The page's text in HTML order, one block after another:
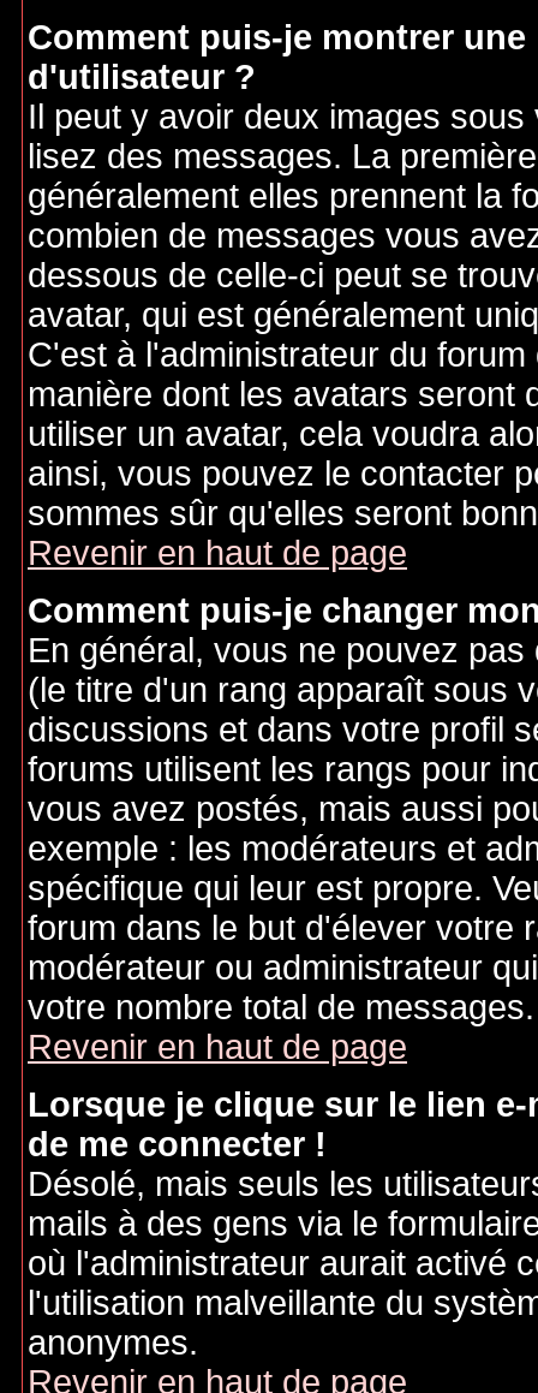
Comment puis-je montrer
d'utilisateur ?
Il peut y avoir deux images
lisez des messages. La
généralement elles prennent la
combien de messages vous
dessous de celle-ci peut se
avatar, qui est généralement
C'est à l'administrateur du
manière dont les avatars seront
utiliser un avatar, cela voudra
ainsi, vous pouvez le contacter
sommes sûr qu'elles seront
Revenir en haut de page
Comment puis-je changer
En général, vous ne pouvez
(le titre d'un rang apparaît sous
discussions et dans votre profil
forums utilisent les rangs pour
vous avez postés, mais aussi
exemple : les modérateurs et
spécifique qui leur est propre.
forum dans le but d'élever votre
modérateur ou administrateur
votre nombre total de messages.
Revenir en haut de page
Lorsque je clique sur le lien
de me connecter !
Désolé, mais seuls les
mails à des gens via le
où l'administrateur aurait activé
l'utilisation malveillante du
anonymes.
Revenir en haut de page